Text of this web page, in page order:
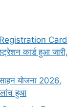
Card
कार्ड हुआ जारी,
योजना 2026,
हुआ